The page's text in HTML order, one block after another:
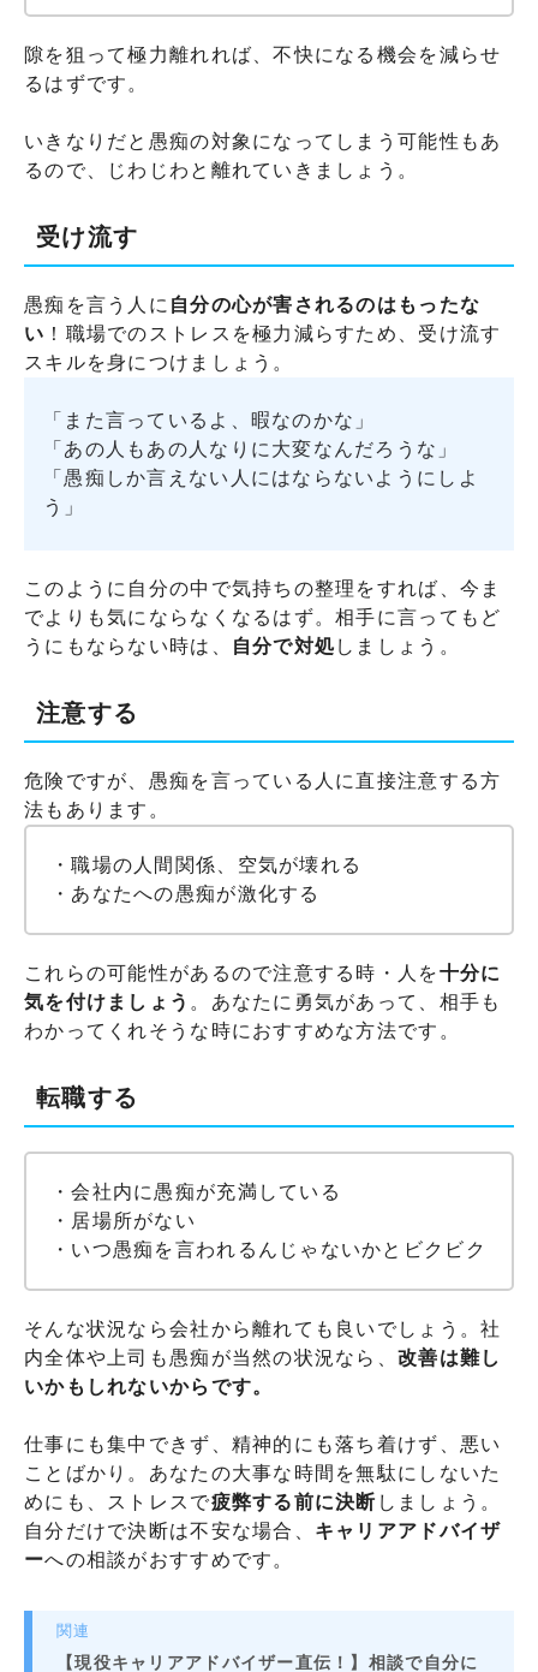
隙を狙って極力離れれば、不快になる機会を減らせ
るはずです。
いきなりだと愚痴の対象になってしまう可能性もあ
るので、じわじわと離れていきましょう。
受け流す
愚痴を言う人に 自分の心が害されるのはもったな
い ！職場でのストレスを極力減らすため、受け流す
スキルを身につけましょう。
「また言っているよ、暇なのかな」
「あの人もあの人なりに大変なんだろうな」
「愚痴しか言えない人にはならないようにしよ
う」
このように自分の中で気持ちの整理をすれば、今ま
でよりも気にならなくなるはず。相手に言ってもど
うにもならない時は、
自分で対処 しましょう。
注意する
危険ですが、愚痴を言っている人に直接注意する方
法もあります。
・職場の人間関係、空気が壊れる
・あなたへの愚痴が激化する
これらの可能性があるので注意する時・人を十分に
気を付けましょう 。あなたに勇気があって、相手も
わかってくれそうな時におすすめな方法です。
転職する
・会社内に愚痴が充満している
・居場所がない
・いつ愚痴を言われるんじゃないかとビクビク
そんな状況なら会社から離れても良いでしょう。社
内全体や上司も愚痴が当然の状況なら、改善は難し
いかもしれないからです。
仕事にも集中できず、精神的にも落ち着けず、悪い
ことばかり。あなたの大事な時間を無駄にしないた
めにも、ストレスで疲弊する前に決断 しましょう。
自分だけで決断は不安な場合、 キャリアアドバイザ
ーへの相談がおすすめです。
関連
【現役キャリアアドバイザー直伝！】相談で自分に